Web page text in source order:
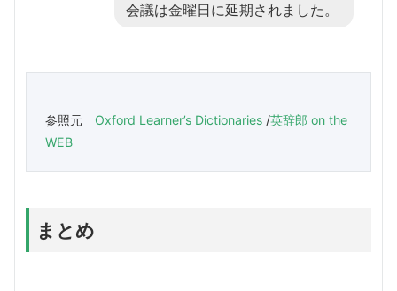
会議は金曜日に延期されました。
参照元 Oxford Learner’s Dictionaries /英辞郎 on the
WEB
まとめ